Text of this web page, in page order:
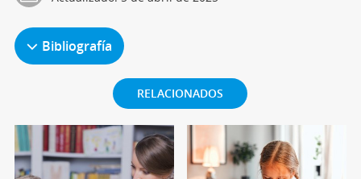
Bibliografía
RELACIONADOS